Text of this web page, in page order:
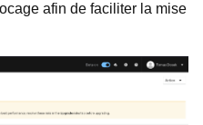
afin de faciliter la mise